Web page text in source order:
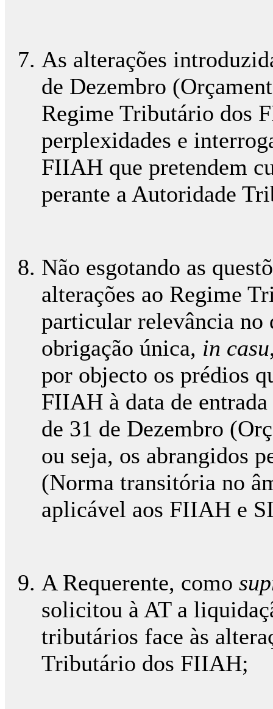
As alterações
de Dezembro
Regime Tributário dos
perplexidades e
FIIAH que pretendem
perante a Autoridade
Não esgotando as
alterações ao Regime
particular relevância no
obrigação única, in casu
por objecto os prédios
FIIAH à data de
de 31 de Dezembro
ou seja, os abrangidos
(Norma transitória no
aplicável aos FIIAH e
A Requerente, como
solicitou à AT a
tributários face às
Tributário dos FIIAH;